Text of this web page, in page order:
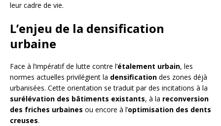
leur cadre de vie.
L’enjeu de la densification
urbaine
Face à l’impératif de lutte contre l’étalement urbain, les
normes actuelles privilégient la densification des zones déjà
urbanisées. Cette orientation se traduit par des incitations à la
surélévation des bâtiments existants, à la reconversion
des friches urbaines ou encore à l’optimisation des dents
creuses.